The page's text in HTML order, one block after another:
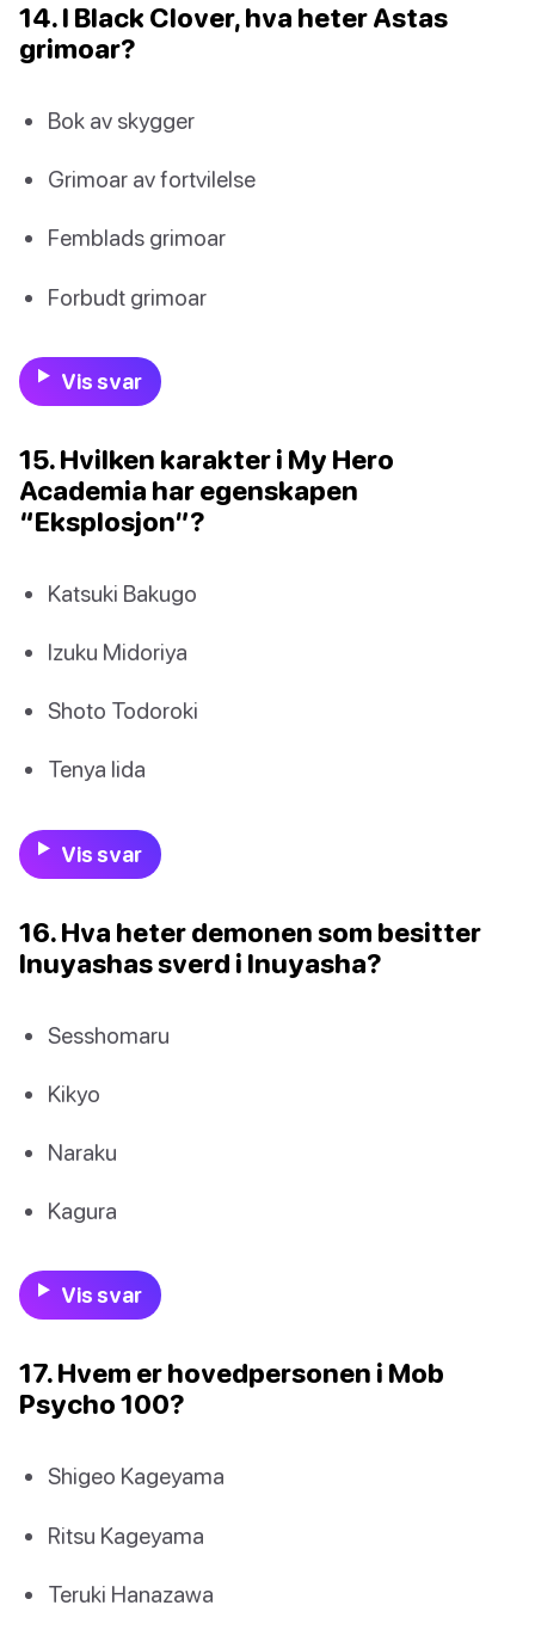
14. I Black Clover, hva heter Astas
grimoar?
Bok av skygger
Grimoar av fortvilelse
Femblads grimoar
Forbudt grimoar
Vis svar
15. Hvilken karakter i My Hero
Academia har egenskapen
“Eksplosjon”?
Katsuki Bakugo
Izuku Midoriya
Shoto Todoroki
Tenya Iida
Vis svar
16. Hva heter demonen som besitter
Inuyashas sverd i Inuyasha?
Sesshomaru
Kikyo
Naraku
Kagura
Vis svar
17. Hvem er hovedpersonen i Mob
Psycho 100?
Shigeo Kageyama
Ritsu Kageyama
Teruki Hanazawa